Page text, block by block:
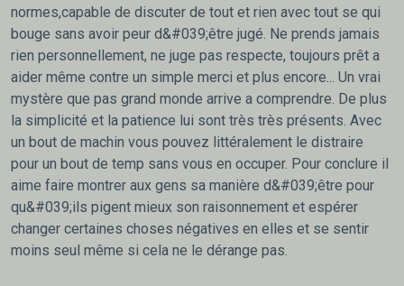
normes,capable de discuter de tout et rien avec tout se qui
bouge sans avoir peur d&#039;être jugé. Ne prends jamais
rien personnellement, ne juge pas respecte, toujours prêt a
aider même contre un simple merci et plus encore... Un vrai
mystère que pas grand monde arrive a comprendre. De plus
la simplicité et la patience lui sont très très présents. Avec
un bout de machin vous pouvez littéralement le distraire
pour un bout de temp sans vous en occuper. Pour conclure il
aime faire montrer aux gens sa manière d&#039;être pour
qu&#039;ils pigent mieux son raisonnement et espérer
changer certaines choses négatives en elles et se sentir
moins seul même si cela ne le dérange pas.